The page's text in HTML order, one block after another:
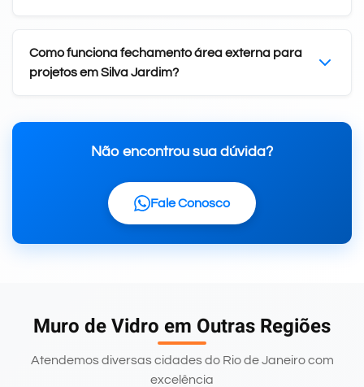
Como funciona fechamento área externa para
projetos em Silva Jardim?
Não encontrou sua dúvida?
Fale Conosco
Muro de Vidro em Outras Regiões
Atendemos diversas cidades do Rio de Janeiro com
excelência